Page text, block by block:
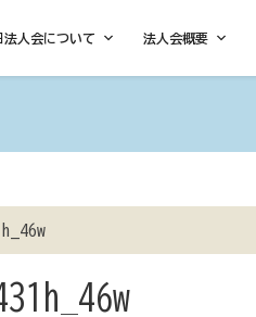
法人会について 法人会概要